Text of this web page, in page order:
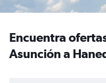
Encuentra
Asunción a